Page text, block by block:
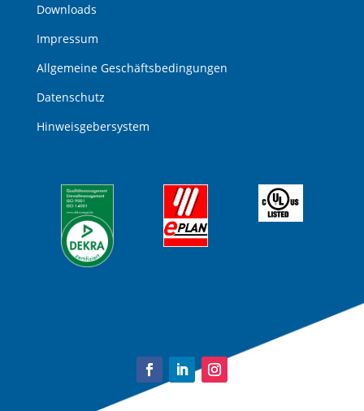
Downloads
Impressum
Allgemeine Geschäftsbedingungen
Datenschutz
Hinweisgebersystem